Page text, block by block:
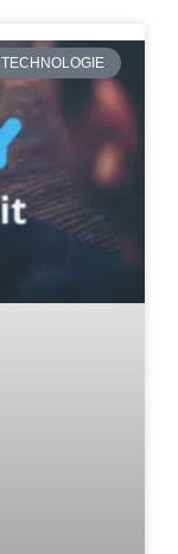
TECHNOLOGIE